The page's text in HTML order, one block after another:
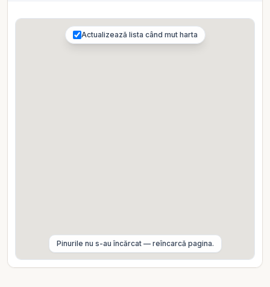
excelentă, cu acces rapid la școală și facilități urbane.
Preț: 93.500 Euro Contactați-ne pentru detalii suplimentare
Actualizează lista când mut harta
Pinurile nu s-au încărcat — reîncarcă pagina.